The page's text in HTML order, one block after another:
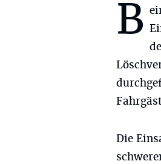
B
Die